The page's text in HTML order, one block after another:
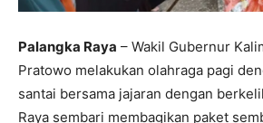
Palangka Raya – Wakil Gubernur
Pratowo melakukan olahraga pagi
santai bersama jajaran dengan
Raya sembari membagikan paket